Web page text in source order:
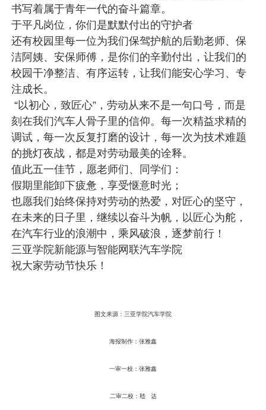
书写着属于青年一代的奋斗篇章。
于平凡岗位，你们是默默付出的守护者
还有校园里每一位为我们保驾护航的后勤老师、保
洁阿姨、安保师傅，是你们的辛勤付出，让我们的
校园干净整洁、有序运转，让我们能安心学习、专
注成长。
“以初心，致匠心”，劳动从来不是一句口号，而是
刻在我们汽车人骨子里的信仰。每一次精益求精的
调试，每一次反复打磨的设计，每一次为技术难题
的挑灯夜战，都是对劳动最美的诠释。
值此五一佳节，愿老师们、同学们：
假期里能卸下疲惫，享受惬意时光；
也愿我们始终保持对劳动的热爱，对匠心的坚守，
在未来的日子里，继续以奋斗为帆，以匠心为舵，
在汽车行业的浪潮中，乘风破浪，逐梦前行！
三亚学院新能源与智能网联汽车学院
祝大家劳动节快乐！
图文来源：三亚学院汽车学院
海报制作：张雅鑫
一审一校：张雅鑫
二审二校：嵇 达